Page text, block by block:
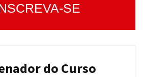
SE
do Curso